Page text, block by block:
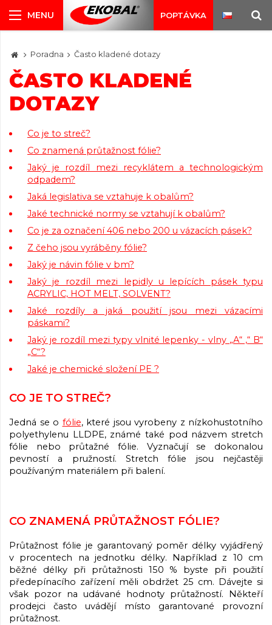
POPTÁVKA
Poradna Často kladené dotazy
ČASTO KLADENÉ
DOTAZY
Co je to streč?
Co znamená průtažnost fólie?
Jaký je rozdíl mezi recyklátem a technologickým
odpadem?
Jaká legislativa se vztahuje k obalům?
Jaké technické normy se vztahují k obalům?
Co je za označení 406 nebo 200 u vázacích pásek?
Z čeho jsou vyráběny fólie?
Jaký je návin fólie v bm?
Jaký je rozdíl mezi lepidly u lepících pásek typu
ACRYLIC, HOT MELT, SOLVENT?
Jaké rozdíly a jaká použití jsou mezi vázacími
páskami?
Jaký je rozdíl mezi typy vlnité lepenky - vlny „A“ ,“ B“
„C“?
Jaké je chemické složení PE ?
CO JE TO STREČ?
Jedná se o fólie, které jsou vyrobeny z nízkohustotního
polyethylenu LLDPE, známé také pod názvem stretch
fólie nebo průtažné fólie. Vyznačují se dokonalou
pevností a pružností. Stretch fólie jsou nejčastěji
používaným materiálem při balení.
CO ZNAMENÁ PRŮTAŽNOST FÓLIE?
Průtažnost fólie je garantovaný poměr délky vyjádřený
v procentech na jednotku délky. Například z 10 cm
běžné délky při průtažnosti 150 % byste při použití
předepínacího zařízení měli obdržet 25 cm. Dávejte si
však pozor na udávané hodnoty průtažností. Někteří
prodejci často uvádějí místo garantované provozní
průtažnost.